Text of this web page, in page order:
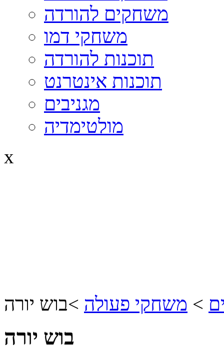
משחקים להורדה
משחקי דמו
תוכנות להורדה
תוכנות אינטרנט
מגניבים
מולטימדיה
x
> משחקי פעולה >בוש יורה
בוש יורה